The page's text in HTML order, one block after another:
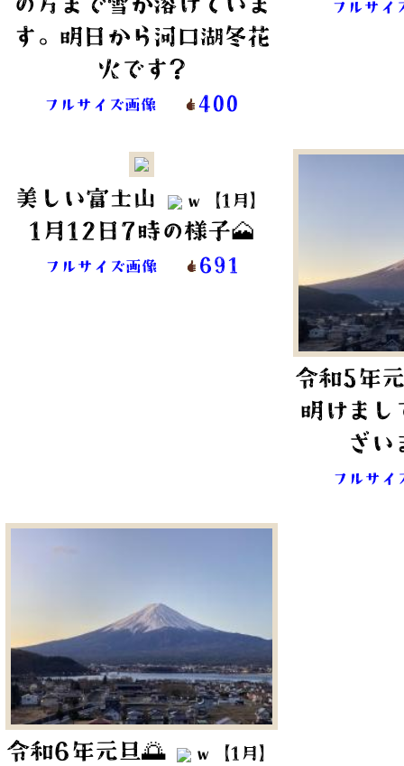
す。明日から河口湖冬花
火です?
フルサイズ画像 400
フルサイ
美しい富士山 ｗ【1月】
1月12日7時の様子🗻
フルサイズ画像 691
令和5年
明けまし
ざい
フルサイ
令和6年元旦🌅 ｗ【1月】